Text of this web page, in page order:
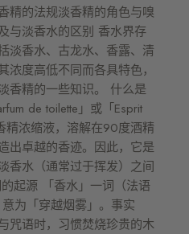
精的法规淡香精的角色与嗅
与淡香水的区别 香水界存
淡香水、古龙水、香露、清
度高低不同而各具特色，
香精的一些知识。 什么是
de toilette」或「Esprit
精浓缩液，溶解在90度酒精
出卓越的香迹。因此，它是
香水（通常过于挥发）之间
起源 「香水」一词（法语
为「穿越烟雾」。事实
咒语时，习惯焚烧珍贵的木